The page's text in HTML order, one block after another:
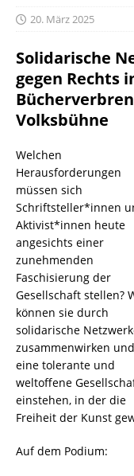
20. März 2025
Solidarische
gegen Rechts
Volksbühne
Welchen
Herausforderungen
müssen sich
Schriftsteller*innen
Aktivist*innen heute
angesichts einer
zunehmenden
Faschisierung der
Gesellschaft stellen?
können sie durch
solidarische
zusammenwirken
eine tolerante und
weltoffene
einstehen, in der die
Freiheit der Kunst
Auf dem Podium: